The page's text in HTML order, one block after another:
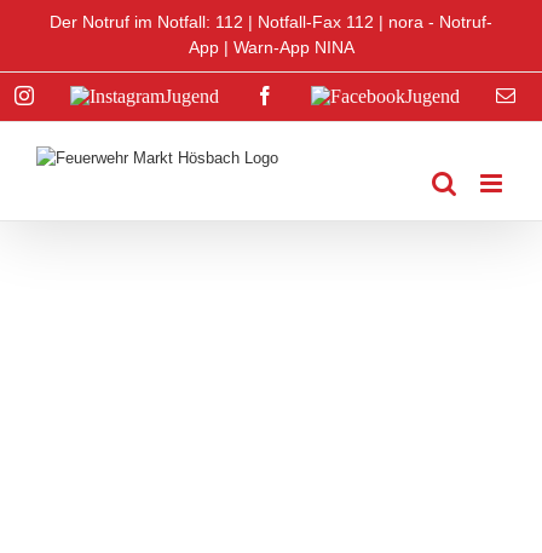
Der Notruf im Notfall: 112 | Notfall-Fax 112 | nora - Notruf-
App| Warn-App NINA
InstagramInstagram
Facebook
Facebook
E-